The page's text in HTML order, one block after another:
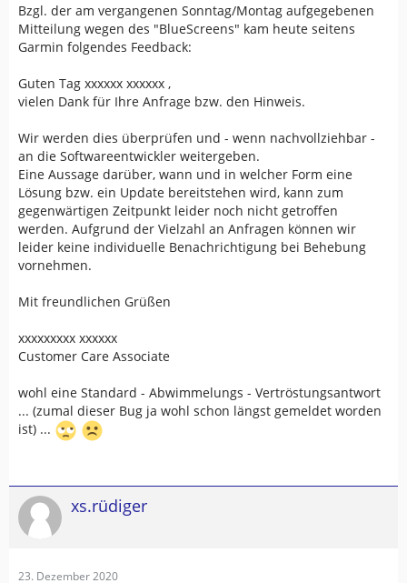
Bzgl. der am vergangenen Sonntag/Montag aufgegebenen
Mitteilung wegen des "BlueScreens" kam heute seitens
Garmin folgendes Feedback:
Guten Tag xxxxxx xxxxxx ,
vielen Dank für Ihre Anfrage bzw. den Hinweis.
Wir werden dies überprüfen und - wenn nachvollziehbar -
an die Softwareentwickler weitergeben.
Eine Aussage darüber, wann und in welcher Form eine
Lösung bzw. ein Update bereitstehen wird, kann zum
gegenwärtigen Zeitpunkt leider noch nicht getroffen
werden. Aufgrund der Vielzahl an Anfragen können wir
leider keine individuelle Benachrichtigung bei Behebung
vornehmen.
Mit freundlichen Grüßen
xxxxxxxxx xxxxxx
Customer Care Associate
wohl eine Standard - Abwimmelungs - Vertröstungsantwort
... (zumal dieser Bug ja wohl schon längst gemeldet worden
ist) ...
xs.rüdiger
23. Dezember 2020